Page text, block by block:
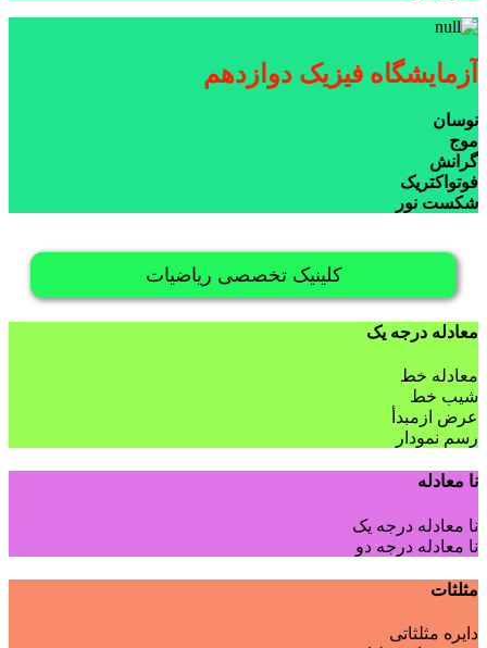
آزمایشگاه فیزیک دوازدهم
نوسان
موج
گرانش
فوتواکتریک
شکست نور
کلینیک تخصصی ریاضیات
معادله درجه یک
معادله خط
شیب خط
عرض ازمبدأ
رسم نمودار
نا معادله
نا معادله درجه یک
نا معادله درجه دو
مثلثات
دایره مثلثاتی